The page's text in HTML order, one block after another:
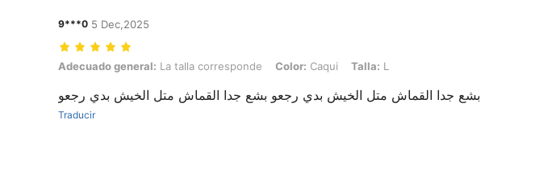
9***0 5 Dec,2025
Adecuado general: La talla corresponde, Color: Caqui, Talla: L
Adecuado general: La talla corresponde Color: Caqui Talla: L
بشع جدا القماش متل الخيش بدي رجعو بشع جدا القماش متل الخيش بدي رجعو
Traducir